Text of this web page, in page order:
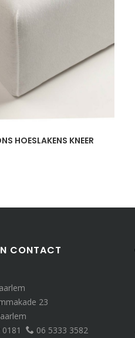
HOESLAKENS KNEER
CONTACT
23
06 5333 3582